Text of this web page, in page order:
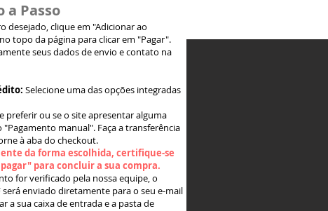
a Passo
desejado, clique em "Adicionar ao
topo da página para clicar em "Pagar".
seus dados de envio e contato na
Selecione uma das opções integradas
preferir ou se o site apresentar alguma
manual". Faça a transferência
à aba do checkout.
da forma escolhida, certifique-se
para concluir a sua compra.
for verificado pela nossa equipe, o
enviado diretamente para o seu e-mail
a sua caixa de entrada e a pasta de